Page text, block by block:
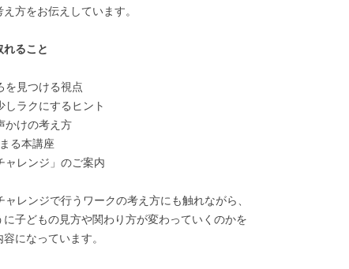
方をお伝えしています。
ること
を見つける視点
ラクにするヒント
かけの考え方
る本講座
ャレンジ」のご案内
レンジで行うワークの考え方にも触れながら、
子どもの見方や関わり方が変わっていくのかを
になっています。